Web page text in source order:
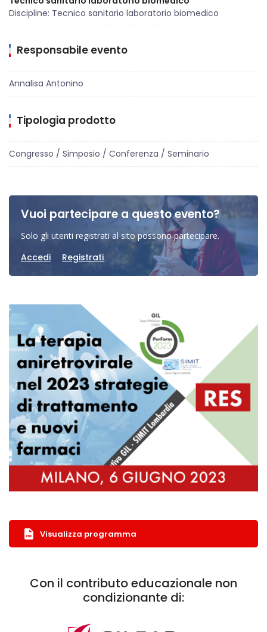
Discipline: Tecnico sanitario laboratorio biomedico
Responsabile evento
Annalisa Antonino
Tipologia prodotto
Congresso / Simposio / Conferenza / Seminario
Vuoi partecipare a questo evento?
Solo gli utenti registrati al sito possono partecipare.
Accedi Registrati
Visualizza programma
Con il contributo educazionale non
condizionante di: